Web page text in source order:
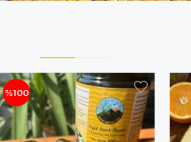
%100